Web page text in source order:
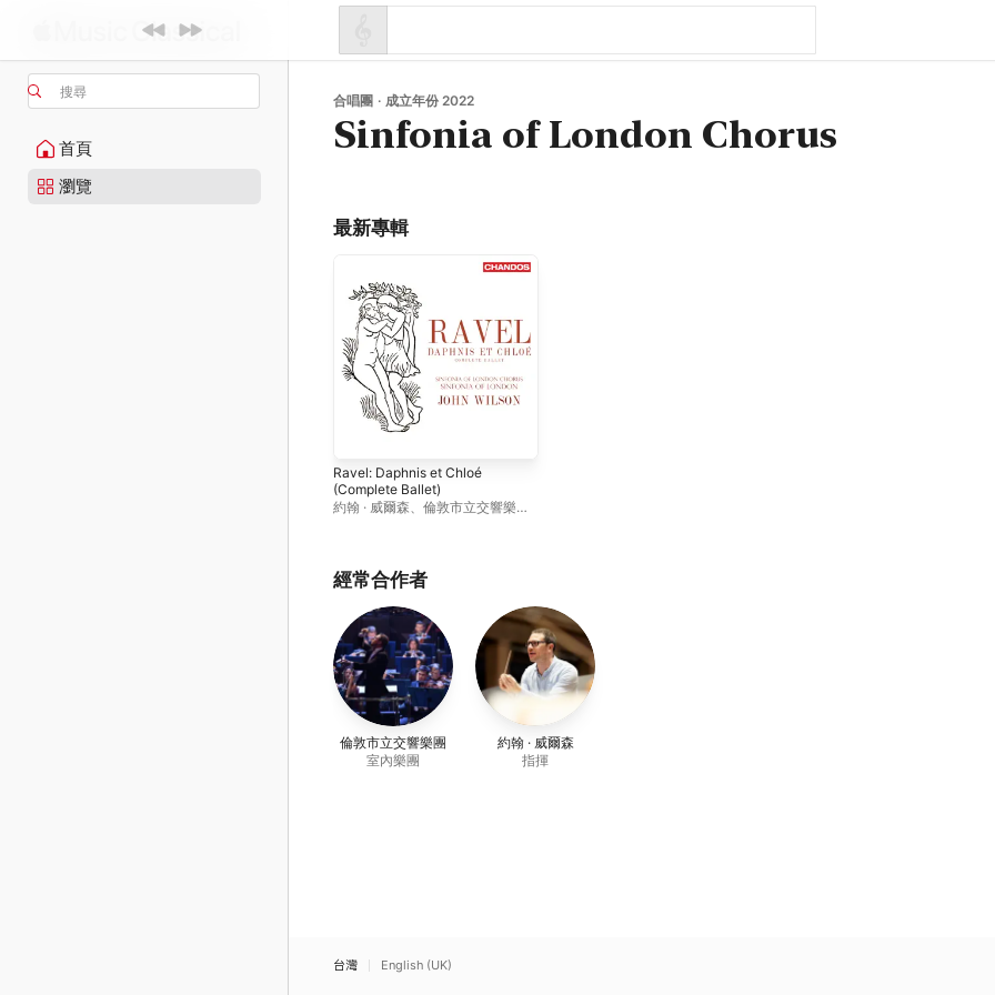
搜尋
首頁
瀏覽
合唱團 · 成立年份 2022
Sinfonia of London Chorus
最新專輯
Ravel: Daphnis et Chloé
(Complete Ballet)
約翰 · 威爾森
倫敦市立交響樂
經常合作者
倫敦市立交響樂團
室內樂團
約翰 · 威爾森
指揮
台灣 English (UK)